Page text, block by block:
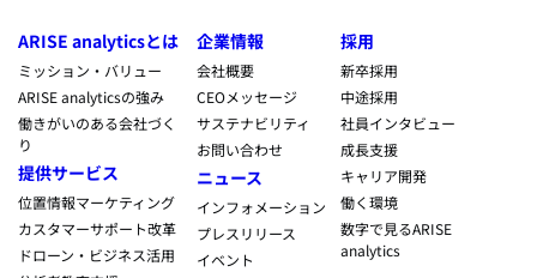
ARISE analyticsとは
ミッション・バリュー
ARISE analyticsの強み
働きがいのある会社づく
り
提供サービス
位置情報マーケティング
カスタマーサポート改革
ドローン・ビジネス活用
企業情報
会社概要
CEOメッセージ
サステナビリティ
お問い合わせ
ニュース
インフォメーション
プレスリリース
イベント
採用
新卒採用
中途採用
社員インタビュー
成長支援
キャリア開発
働く環境
数字で見るARISE
analytics